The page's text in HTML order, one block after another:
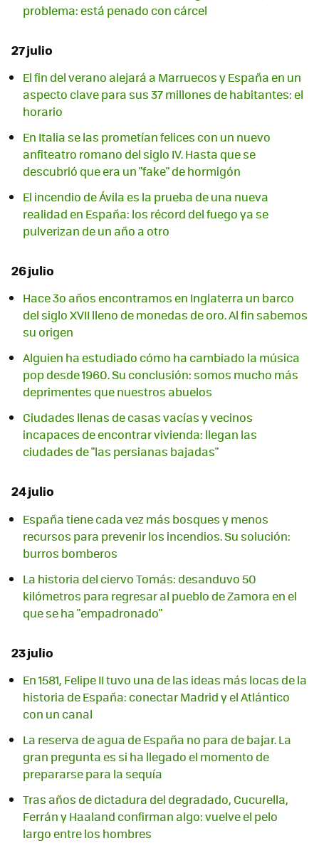
problema: está penado con cárcel
27 julio
El fin del verano alejará a Marruecos y España en un
aspecto clave para sus 37 millones de habitantes: el
horario
En Italia se las prometían felices con un nuevo
anfiteatro romano del siglo IV. Hasta que se
descubrió que era un "fake" de hormigón
El incendio de Ávila es la prueba de una nueva
realidad en España: los récord del fuego ya se
pulverizan de un año a otro
26 julio
Hace 3o años encontramos en Inglaterra un barco
del siglo XVII lleno de monedas de oro. Al fin sabemos
su origen
Alguien ha estudiado cómo ha cambiado la música
pop desde 1960. Su conclusión: somos mucho más
deprimentes que nuestros abuelos
Ciudades llenas de casas vacías y vecinos
incapaces de encontrar vivienda: llegan las
ciudades de "las persianas bajadas"
24 julio
España tiene cada vez más bosques y menos
recursos para prevenir los incendios. Su solución:
burros bomberos
La historia del ciervo Tomás: desanduvo 50
kilómetros para regresar al pueblo de Zamora en el
que se ha "empadronado"
23 julio
En 1581, Felipe II tuvo una de las ideas más locas de la
historia de España: conectar Madrid y el Atlántico
con un canal
La reserva de agua de España no para de bajar. La
gran pregunta es si ha llegado el momento de
prepararse para la sequía
Tras años de dictadura del degradado, Cucurella,
Ferrán y Haaland confirman algo: vuelve el pelo
largo entre los hombres